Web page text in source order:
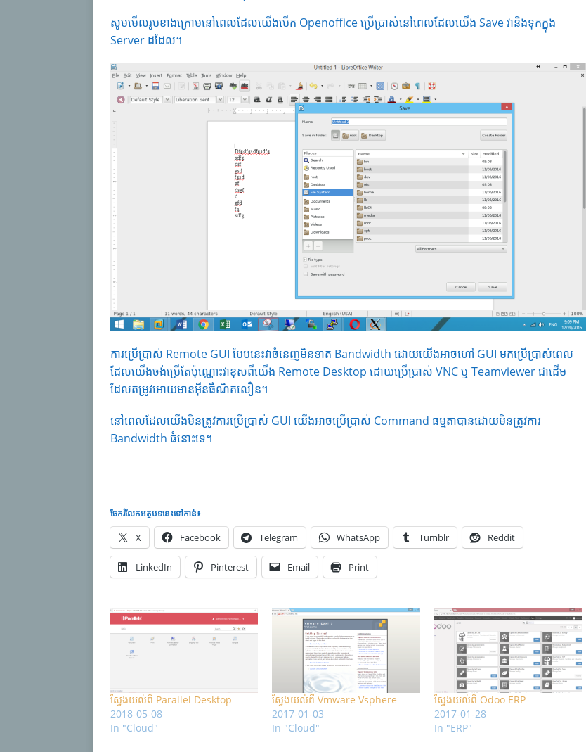
សូមមើលរូបខាងក្រោមនៅពេលដែលយើងបើក Openoffice ប្រើប្រាស់នៅពេលដែលយើង Save វានិងទុកក្នុង
Server ដដែល។
ការប្រើប្រាស់ Remote GUI បែបនេះវាចំនេញមិនខាត Bandwidth ដោយយើងអាចហៅ GUI មកប្រើប្រាស់ពេល
ដែលយើងចង់ប្រើតែប៉ុណ្ណោះវាខុសពីយើង Remote Desktop ដោយប្រើប្រាស់ VNC ឬ Teamviewer ជាដើម
ដែលតម្រូវអោយមានអ៊ីនធឺណិតលឿន។
នៅពេលដែលយើងមិនត្រូវការប្រើប្រាស់ GUI យើងអាចប្រើប្រាស់ Command ធម្មតាបានដោយមិនត្រូវការ
Bandwidth ធំនោះទេ។
ចែករំលែក​អត្ថបទនេះទៅកាន់៖
X Facebook Telegram WhatsApp Tumblr Reddit
LinkedIn Pinterest Email Print
ស្វែងយល់ពី Parallel Desktop
2018-05-08
In "Cloud"
ស្វែងយល់ពី Vmware Vsphere
2017-01-03
In "Cloud"
ស្វែងយល់ពី Odoo ERP
2017-01-28
In "ERP"